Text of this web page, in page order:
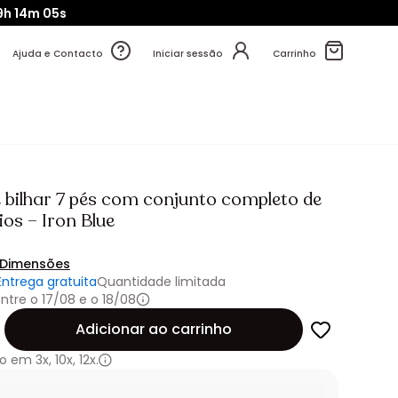
14m 03s
Ajuda e Contacto Iniciar sessão Carrinho
bilhar 7 pés com conjunto completo de
– Iron Blue
gratuitaQuantidade limitada
o 17/08 e o 18/08
Adicionar ao carrinho
em 3x, 10x, 12x.